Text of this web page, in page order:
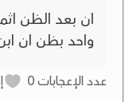
ان بعد الظن
واحد بظن ان
عدد الإعجابات